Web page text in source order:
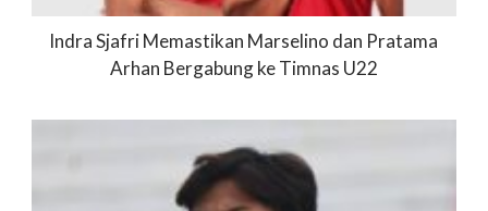
Indra Sjafri Memastikan Marselino dan Pratama
Arhan Bergabung ke Timnas U22